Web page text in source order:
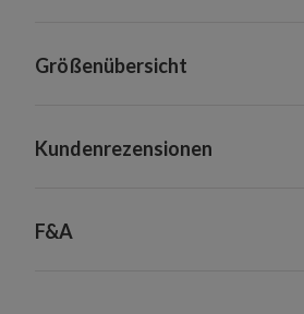
Größenübersicht
Kundenrezensionen
F&A